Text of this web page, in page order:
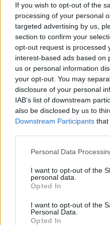
If you wish to opt-out of the
processing of your personal
targeted advertising by us,
section to confirm your
opt-out request is processed
interest-based ads based on
us or personal information
your opt-out. You may
disclosure of your personal
IAB’s list of downstream
also be disclosed by us to
Downstream Participants that
Please note that this
not limited to your visit or
grant or deny consent to
use your data for below
consent section.
Personal Data
I want to opt-out of the
personal data.
Opted In
I want to opt-out of the
Personal Data.
Opted In
Elromlott a
alapos késések alakultak ki a
kimaradás is előfordult
Ön szerint hogy készül a
Országos ellenőrzés indult a
üzemekben
Az idei év leglassabb
kiskereskedelemben
Györfi Mihály több tucat
kerékpárgyár dolgozóinak
41 fok fölé forrósodott az
rekord is megdőlt
Egy telefonhívást akart,
A Tisza kormány minisztere